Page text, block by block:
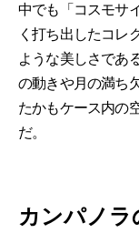
中でも「コスモサ
く打ち出したコレ
ような美しさであ
の動きや月の満ち
たかもケース内の
だ。
カンパノ